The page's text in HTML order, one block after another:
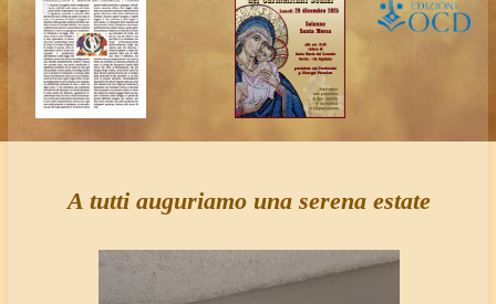
A tutti auguriamo una serena estate